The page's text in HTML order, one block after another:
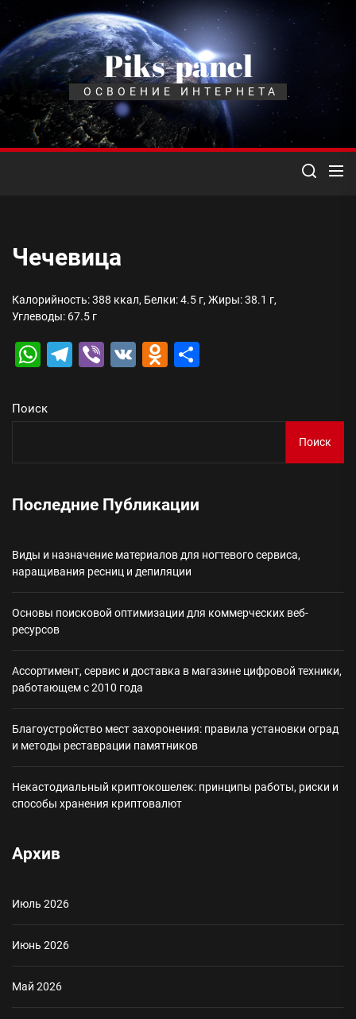
Перейти
содержимому
Piks-panel
ОСВОЕНИЕ ИНТЕРНЕТА
Чечевица
Калорийность: 388 ккал, Белки: 4.5 г, Жиры: 38.1 г,
Углеводы: 67.5 г
WhatsApp
Telegram
Viber
VK Odnoklassniki
Поиск
Поиск
Последние Публикации
Виды и назначение материалов для ногтевого сервиса,
наращивания ресниц и депиляции
Основы поисковой оптимизации для коммерческих веб-
ресурсов
Ассортимент, сервис и доставка в магазине цифровой техники,
работающем с 2010 года
Благоустройство мест захоронения: правила установки оград
и методы реставрации памятников
Некастодиальный криптокошелек: принципы работы, риски и
способы хранения криптовалют
Архив
Июль 2026
Июнь 2026
Май 2026